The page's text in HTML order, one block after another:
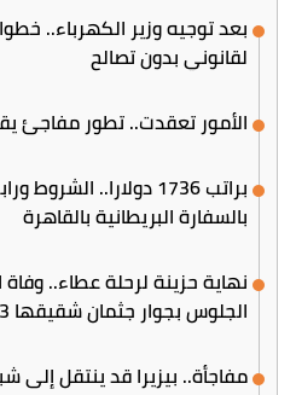
بعد توجيه وزير الكهرباء..
لقانوني بدون تصالح
الأمور تعقدت.. تطور مفاجئ
براتب 1736 دولارا..
بالسفارة البريطانية بالقاهرة
نهاية حزينة لرحلة عطاء..
الجلوس بجوار جثمان شقيقها 3 أيام
مفاجأة.. بيزيرا قد ينتقل إلى